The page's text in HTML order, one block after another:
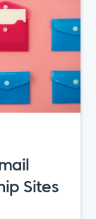
Sites